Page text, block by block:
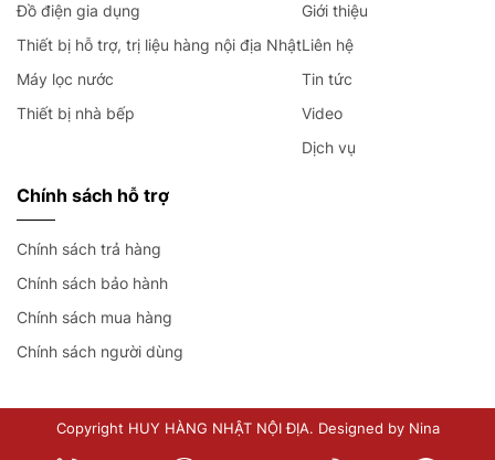
Đồ điện gia dụng
Thiết bị hỗ trợ, trị liệu hàng nội địa Nhật
Máy lọc nước
Thiết bị nhà bếp
Giới thiệu
Liên hệ
Tin tức
Video
Dịch vụ
Chính sách hỗ trợ
Chính sách trả hàng
Chính sách bảo hành
Chính sách mua hàng
Chính sách người dùng
Copyright HUY HÀNG NHẬT NỘI ĐỊA. Designed by Nina